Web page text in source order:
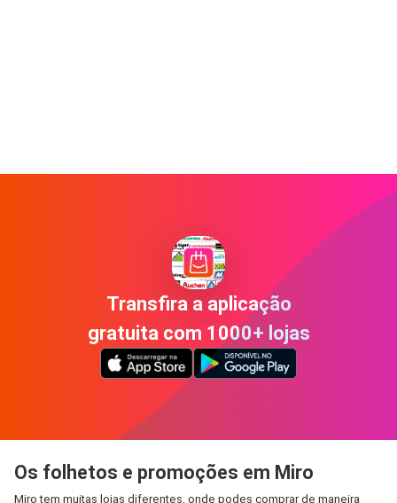
Transfira a aplicação
gratuita com 1000+ lojas
Os folhetos e promoções em Miro
Miro tem muitas lojas diferentes, onde podes comprar de maneira